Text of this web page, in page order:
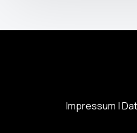
Impressum |